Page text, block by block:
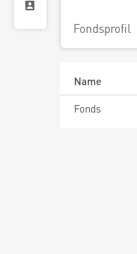
Fondsprofil
Name
Fonds